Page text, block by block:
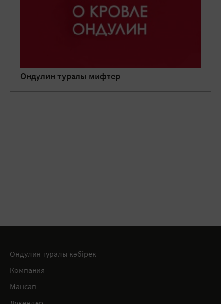
Ондулин туралы мифтер
Ондулин туралы көбірек
Компания
Мансап